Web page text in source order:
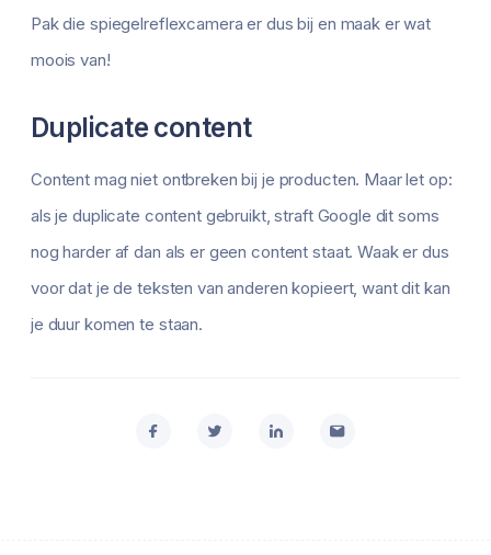
Pak die spiegelreflexcamera er dus bij en maak er wat
moois van!
Duplicate content
Content mag niet ontbreken bij je producten. Maar let op:
als je duplicate content gebruikt, straft Google dit soms
nog harder af dan als er geen content staat. Waak er dus
voor dat je de teksten van anderen kopieert, want dit kan
je duur komen te staan.